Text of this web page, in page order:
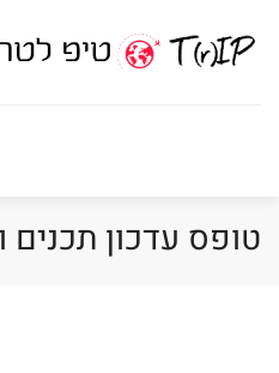
טופס עדכון תכנים